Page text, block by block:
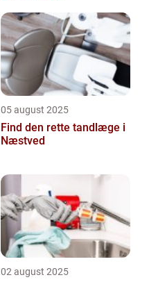
05 august 2025
Find den rette tandlæge i
Næstved
02 august 2025